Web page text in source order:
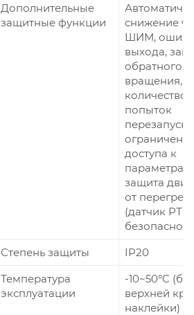
Дополнительные
защитные функции
снижение
ШИМ,
выхода,
обратного
вращения,
количество
попыток
доступа к
параметрам,
защита
от
(датчик
Степень защиты
IP20
Температура
эксплуатации
-10~50°C (без
верхней
наклейки)